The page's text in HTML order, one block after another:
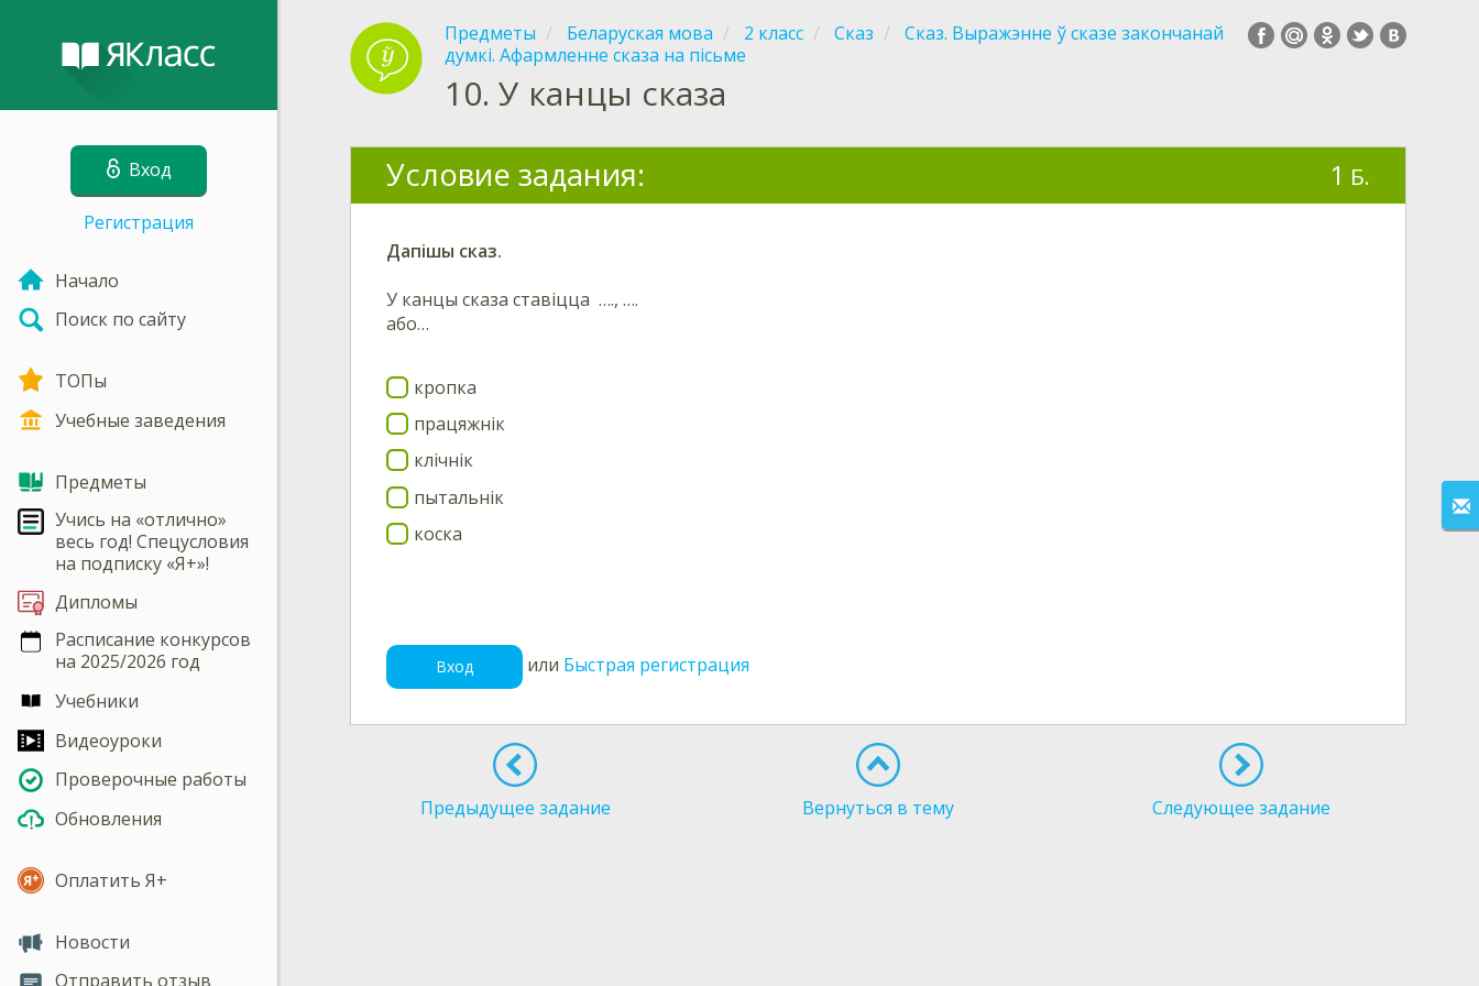
Вход
Регистрация
Начало
Поиск по сайту
ТОПы
Учебные заведения
Предметы
Учись на «отлично»
весь год! Спецусловия
на подписку «Я+»!
Дипломы
Расписание конкурсов
на 2025/2026 год
Учебники
Видеоуроки
Проверочные работы
Обновления
Оплатить Я+
Новости
Отправить отзыв
Предметы Беларуская мова 2 класс Сказ
Сказ. Выражэнне ў сказе закончанай
думкі. Афармленне сказа на пісьме
10. У канцы сказа
Условие задания: 1 Б.
Дапішы сказ.
У канцы сказа ставіцца …., ….
або…
кропка
працяжнік
клічнік
пытальнік
коска
Вход или Быстрая регистрация
Предыдущее задание Вернуться в тему Следующее задание